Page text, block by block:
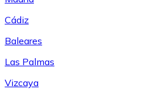
Cádiz
Baleares
Las Palmas
Vizcaya